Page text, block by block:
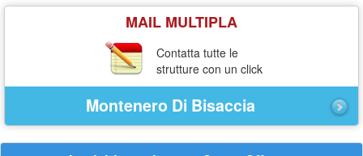
MAIL MULTIPLA
Contatta tutte le
strutture con un click
Montenero Di Bisaccia